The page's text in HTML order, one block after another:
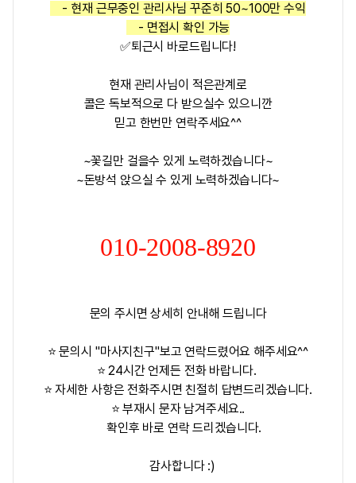
- 현재 근무중인 관리사님 꾸준히 50~100만 수익
- 면접시 확인 가능
✅퇴근시 바로드립니다!
현재 관리사님이 적은관계로
콜은 독보적으로 다 받으실수 있으니깐
믿고 한번만 연락주세요^^
~꽃길만 걸을수 있게 노력하겠습니다~
~돈방석 앉으실 수 있게 노력하겠습니다~
010-2008-8920
문의 주시면 상세히 안내해 드립니다
⭐ 문의시 "마사지친구"보고 연락드렸어요 해주세요^^
⭐ 24시간 언제든 전화 바랍니다.
⭐ 자세한 사항은 전화주시면 친절히 답변드리겠습니다.
⭐ 부재시 문자 남겨주세요..
확인후 바로 연락 드리겠습니다.
감사합니다 :)